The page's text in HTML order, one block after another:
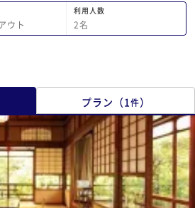
まいで当時に
、非日常の体
家族揃って旅
どしかないか
い出ができ大
ウト
利用人数
2名
プラン （1 件）